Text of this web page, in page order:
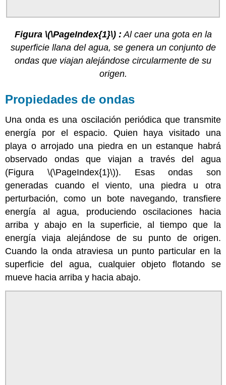
Figura \(\PageIndex{1}\) : Al caer una gota en la
superficie llana del agua, se genera un conjunto de
ondas que viajan alejándose circularmente de su
origen.
Propiedades de ondas
Una onda es una oscilación periódica que transmite
energía por el espacio. Quien haya visitado una
playa o arrojado una piedra en un estanque habrá
observado ondas que viajan a través del agua
(Figura \(\PageIndex{1}\)). Esas ondas son
generadas cuando el viento, una piedra u otra
perturbación, como un bote navegando, transfiere
energía al agua, produciendo oscilaciones hacia
arriba y abajo en la superficie, al tiempo que la
energía viaja alejándose de su punto de origen.
Cuando la onda atraviesa un punto particular en la
superficie del agua, cualquier objeto flotando se
mueve hacia arriba y hacia abajo.